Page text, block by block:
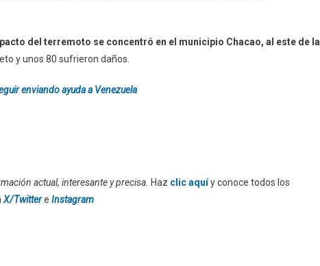
del terremoto se concentró en el municipio Chacao, al este de la
y unos 80 sufrieron daños.
enviando ayuda a Venezuela
actual, interesante y precisa. Haz clic aquíy conoce todos los
X/Twittere Instagram